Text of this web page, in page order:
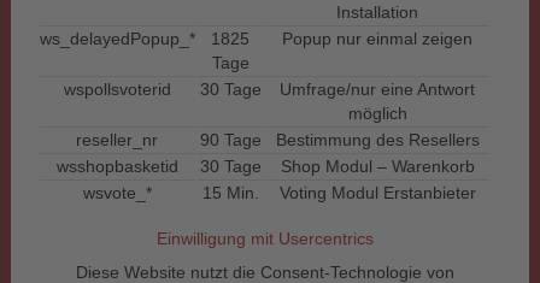
Installation
ws_delayedPopup_*
1825
Tage
Popup nur einmal zeigen
wspollsvoterid 30 Tage
Umfrage/nur eine Antwort
möglich
reseller_nr
90 Tage
Bestimmung des Resellers
wsshopbasketid
30 Tage
Shop Modul – Warenkorb
wsvote_*
15 Min. Voting Modul Erstanbieter
Einwilligung mit Usercentrics
Diese Website nutzt die Consent-Technologie von